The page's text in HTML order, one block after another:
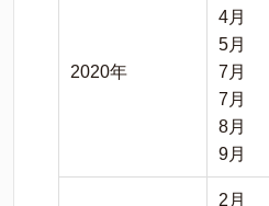
2020年
4月
5月
7月
7月
8月
9月
2月